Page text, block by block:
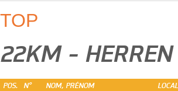
TOP
22KM -
POS. N° NOM, PRÉNOM